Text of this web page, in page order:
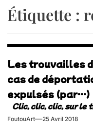
Étiquette :
Les trouvailles
cas de
expulsés (par…)
FoutouArt 25 Avril 2018